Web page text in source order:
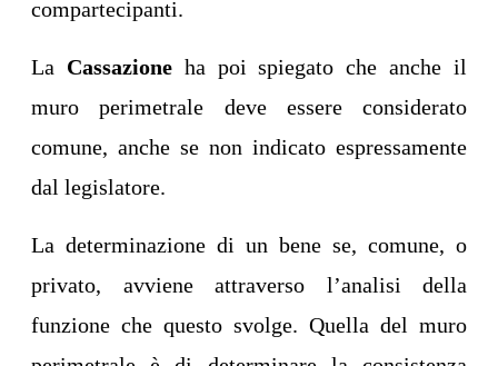
compartecipanti.
La Cassazioneha poi spiegato che anche il
muro perimetrale deve essere considerato
comune, anche se non indicato espressamente
dal legislatore.
La determinazione di un bene se, comune, o
privato, avviene attraverso l’analisi della
funzione che questo svolge. Quella del muro